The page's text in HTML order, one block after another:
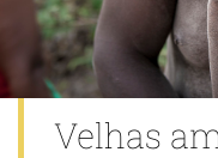
Velhas